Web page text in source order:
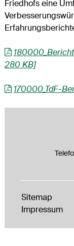
Friedhofs eine
280 KB]
170000_TdF-
Sitemap
Impressum